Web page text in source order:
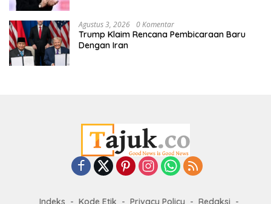
Agustus 3, 2026 0 Komentar
Trump Klaim Rencana Pembicaraan Baru
Dengan Iran
Indeks Kode Etik Privacy Policy Redaksi